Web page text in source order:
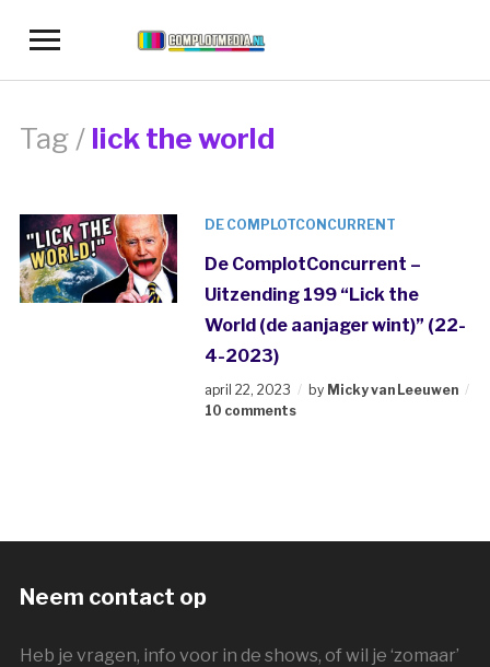
Toggle
navigation
Tag / lick the world
DE COMPLOTCONCURRENT
De ComplotConcurrent –
Uitzending 199 “Lick the
World (de aanjager wint)” (22-
4-2023)
april 22, 2023 by Micky van Leeuwen
10 comments
Neem contact op
Heb je vragen, info voor in de shows, of wil je ‘zomaar’